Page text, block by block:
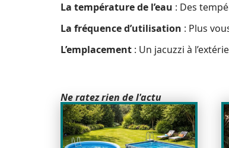
La température de l’eau : Des
La fréquence d’utilisation : Plus
L’emplacement : Un jacuzzi à
Ne ratez rien de l'actu